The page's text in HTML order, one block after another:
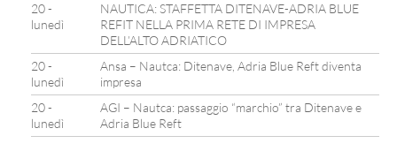
20 -
lunedì
NAUTICA: STAFFETTA DITENAVE-ADRIA BLUE
REFIT NELLA PRIMA RETE DI IMPRESA
DELL’ALTO ADRIATICO
20 -
lunedì
Ansa – Nautca: Ditenave, Adria Blue Reft diventa
impresa
20 -
lunedì
AGI – Nautca: passaggio “marchio” tra Ditenave e
Adria Blue Reft